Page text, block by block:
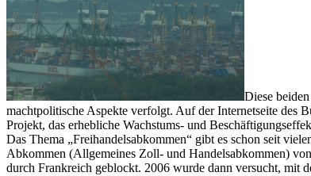
Diese
machtpolitische Aspekte verfolgt. Auf der Internetseite des
Projekt, das erhebliche Wachstums- und
Das Thema „Freihandelsabkommen“ gibt es schon seit
Abkommen (Allgemeines Zoll- und Handelsabkommen)
durch Frankreich geblockt. 2006 wurde dann versucht, mit